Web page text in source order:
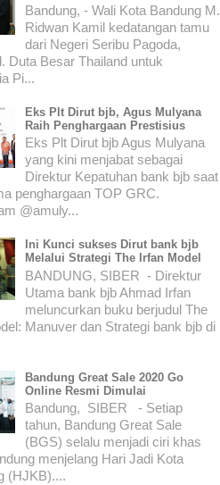
Bandung, - Wali Kota Bandung M.
Ridwan Kamil kedatangan tamu
dari Negeri Seribu Pagoda,
Duta Besar Thailand untuk
Pi...
Eks Plt Dirut bjb, Agus Mulyana
Raih Penghargaan Prestisius
Eks Plt Dirut bjb Agus Mulyana
yang kini menjabat sebagai
Direktur Kepatuhan bank bjb saat
penghargaan TOP GRC.
@amuly...
Ini Kunci sukses Dirut bank bjb
Melalui Strategi The Irfan Model
BANDUNG, SIBER - Direktur
Utama bank bjb Ahmad Irfan
meluncurkan buku berjudul The
Manuver dan Strategi bank bjb di
Bandung Great Sale 2020 Go
Online Resmi Dimulai
Bandung, SIBER - Setiap
tahun, Bandung Great Sale
(BGS) selalu menjadi ciri khas
menjelang Hari Jadi Kota
(HJKB)....